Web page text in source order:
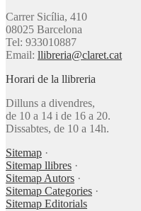
Carrer Sicília, 410
08025 Barcelona
Tel: 933010887
Email: llibreria@claret.cat
Horari de la llibreria
Dilluns a divendres,
de 10 a 14 i de 16 a 20.
Dissabtes, de 10 a 14h.
Sitemap ·
Sitemap llibres ·
Sitemap Autors ·
Sitemap Categories ·
Sitemap Editorials